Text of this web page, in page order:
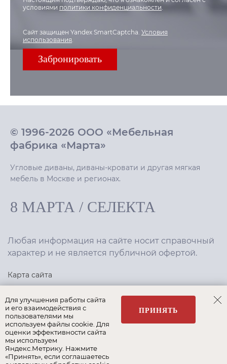
условиями политики конфиденциальности.
Сайт защищен Yandex SmartCaptcha. Условия
использования.
© 1996-2026 ООО «Мебельная
фабрика «Марта»
Угловые диваны, диваны-кровати и другая мягкая
мебель в Москве и регионах.
8 МАРТА / СЕЛЕКТА
Любая информация на сайте носит справочный
характер и не является публичной офертой.
Карта сайта
Политика конфиденциальности
Создание сайта,интернет-маркетинг
Для улучшения работы сайта
и его взаимодействия с
пользователями мы
используем файлы cookie. Для
оценки эффективности сайта
мы используем
Яндекс.Метрику. Нажмите
«Принять», если соглашаетесь
ПРИНЯТЬ